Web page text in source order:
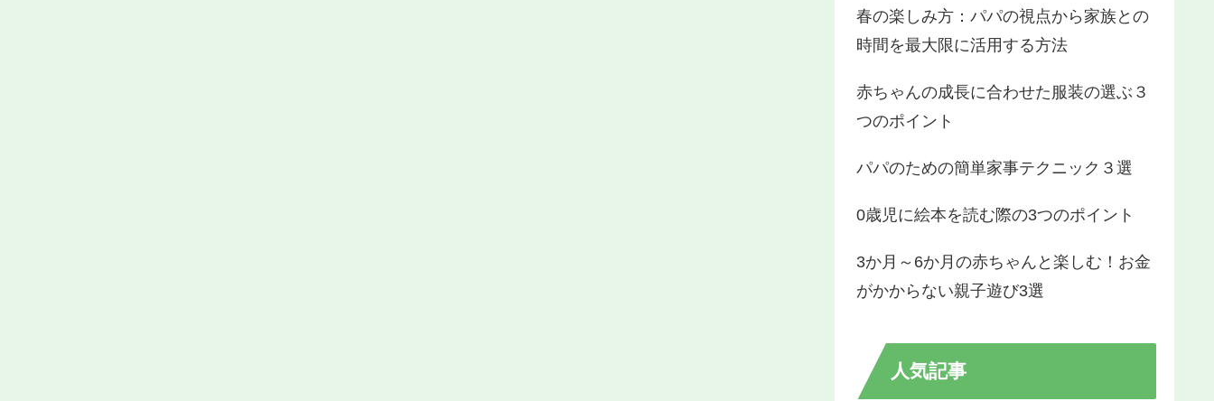
春の楽しみ方：パパの視点から家族との
時間を最大限に活用する方法
赤ちゃんの成長に合わせた服装の選ぶ３
つのポイント
パパのための簡単家事テクニック３選
0歳児に絵本を読む際の3つのポイント
3か月～6か月の赤ちゃんと楽しむ！お金
がかからない親子遊び3選
人気記事